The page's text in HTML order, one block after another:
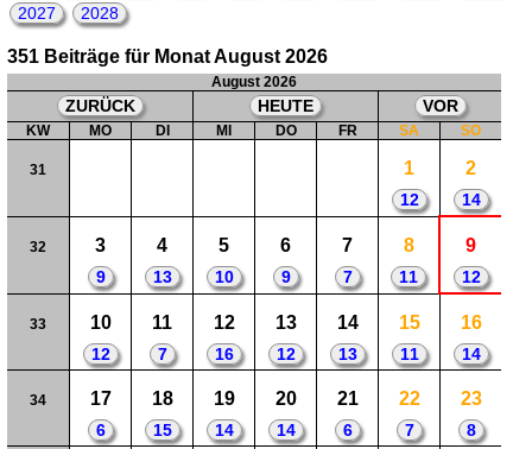
2027
2028
351 Beiträge für Monat August 2026
August 2026
ZURÜCK HEUTE VOR
KW MO DI MI DO FR SA SO
31 1
12
2
14
32 3
9
4
13
5
10
6
9
7
7
8
11
9
12
33 10
12
11
7
12
16
13
12
14
13
15
11
16
14
34 17
6
18
15
19
14
20
14
21
6
22
7
23
8